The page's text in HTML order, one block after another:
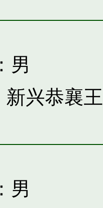
男
新兴恭襄王
男